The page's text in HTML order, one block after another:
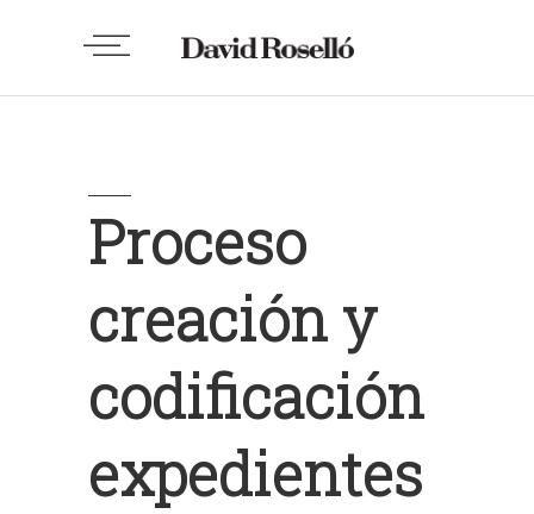
Proceso
creación y
codificación
expedientes